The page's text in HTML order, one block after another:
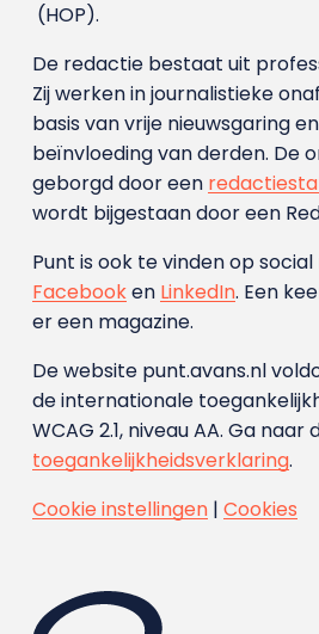
(HOP).
De redactie bestaat uit
Zij werken in journalistieke
basis van vrije nieuwsgaring
beïnvloeding van derden. De
geborgd door een
wordt bijgestaan door een
Punt is ook te vinden op social
Facebooken LinkedIn. Een
er een magazine.
De website punt.avans.nl
de internationale
WCAG 2.1, niveau AA. Ga naar
toegankelijkheidsverklaring.
Cookie instellingen| Cookies